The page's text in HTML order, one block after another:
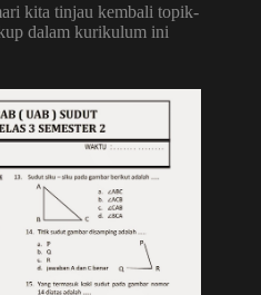
kita tinjau kembali topik-
dalam kurikulum ini